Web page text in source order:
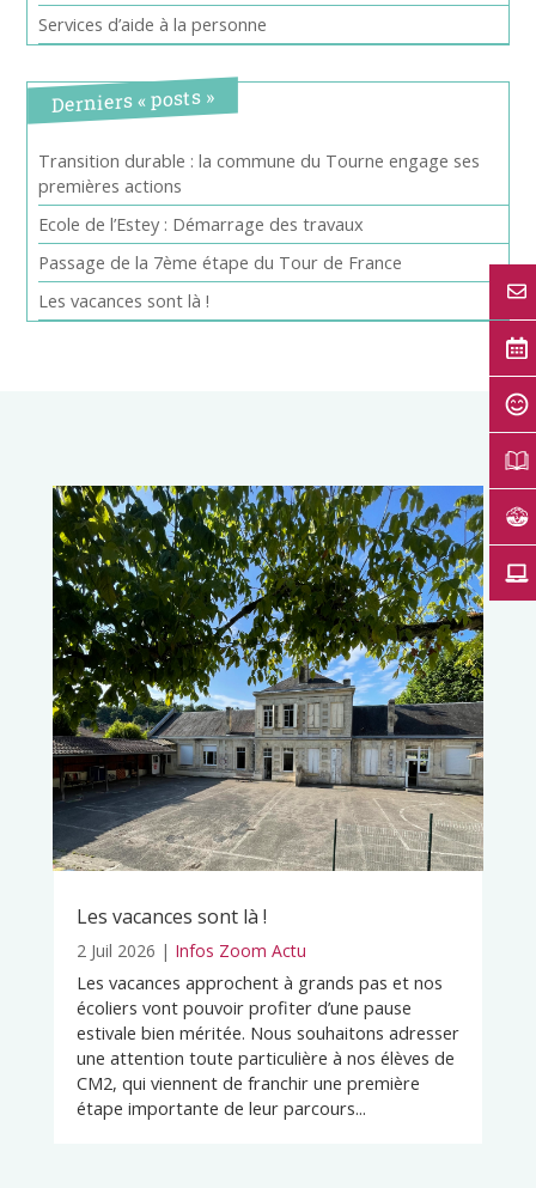
Services d’aide à la personne
Derniers « posts »
Transition durable : la commune du Tourne engage ses
premières actions
Ecole de l’Estey : Démarrage des travaux
Passage de la 7ème étape du Tour de France
Les vacances sont là !
Les vacances sont là !
2 Juil 2026 | Infos Zoom Actu
Les vacances approchent à grands pas et nos
écoliers vont pouvoir profiter d’une pause
estivale bien méritée. Nous souhaitons adresser
une attention toute particulière à nos élèves de
CM2, qui viennent de franchir une première
étape importante de leur parcours...